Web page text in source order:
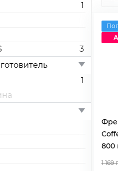
1
3
1
800
1 169